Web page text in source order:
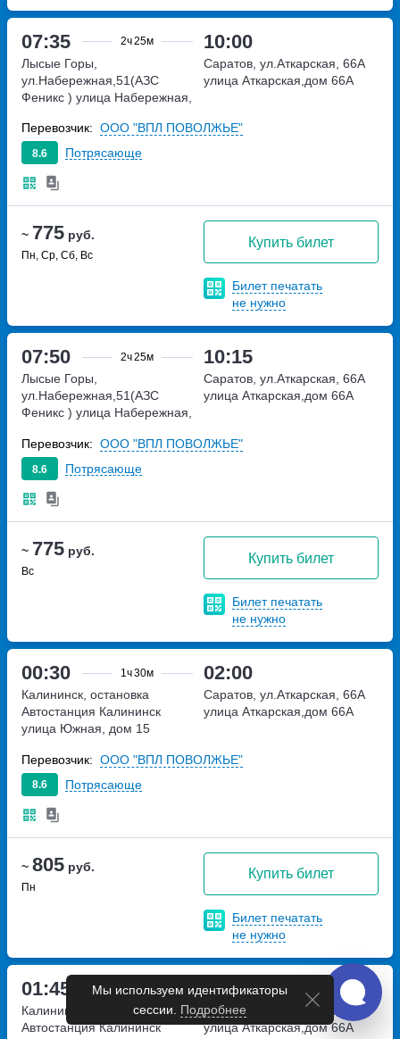
07:35 2ч25м 10:00
~ 775 руб.
Пн, Ср, Сб, Вс
Купить билет
Билет печатать
не нужно
Лысые Горы,
ул.Набережная,51(АЗС
Феникс ) улица Набережная,
Саратов, ул.Аткарская, 66А
улица Аткарская,дом 66А
8.6 Потрясающе
Перевозчик: ООО "ВПЛ ПОВОЛЖЬЕ"
07:50 2ч25м 10:15
~ 775 руб.
Вс
Купить билет
Билет печатать
не нужно
Лысые Горы,
ул.Набережная,51(АЗС
Феникс ) улица Набережная,
Саратов, ул.Аткарская, 66А
улица Аткарская,дом 66А
8.6 Потрясающе
Перевозчик: ООО "ВПЛ ПОВОЛЖЬЕ"
00:30 1ч30м 02:00
~ 805 руб.
Пн
Купить билет
Билет печатать
не нужно
Калининск, остановка
Автостанция Калининск
улица Южная, дом 15
Саратов, ул.Аткарская, 66А
улица Аткарская,дом 66А
8.6 Потрясающе
Перевозчик: ООО "ВПЛ ПОВОЛЖЬЕ"
01:45 1ч30м 03:15
Калининск, остановка
Автостанция Калининск
Саратов, ул.Аткарская, 66А
улица Аткарская,дом 66А
Мы используем идентификаторы
сессии. Подробнее